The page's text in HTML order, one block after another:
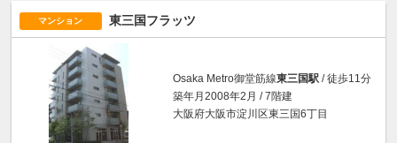
マンション 東三国フラッツ
Osaka Metro御堂筋線東三国駅 / 徒歩11分
築年月2008年2月 / 7階建
大阪府大阪市淀川区東三国6丁目